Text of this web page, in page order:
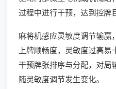
过程中进行干预，达到控牌
麻将机感应灵敏度调节输赢
上牌顺畅度，灵敏度过高
干预牌张排序与分配，对局
随灵敏度调节发生变化。